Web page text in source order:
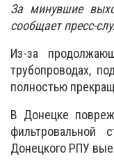
За минувшие
сообщает пресс-
Из-за
трубопроводах,
полностью
В Донецке
фильтровальной
Донецкого РПУ